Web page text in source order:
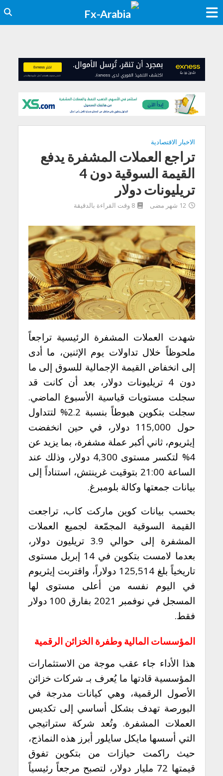
الاخبار الاقتصادية
تراجع العملات المشفرة يدفع
القيمة السوقية دون 4
تريليونات دولار
12 شهر مضى 8 وقت القراءة بالدقيقة
شهدت العملات المشفرة الرئيسية تراجعاً
ملحوظاً خلال تداولات يوم الإثنين، ما أدى
إلى انخفاض القيمة الإجمالية للسوق إلى ما
دون 4 تريليونات دولار، بعد أن كانت قد
سجلت مستويات قياسية الأسبوع الماضي.
سجلت بتكوين هبوطاً بنسبة 2.2% لتتداول
حول 115,000 دولار، في حين انخفضت
إيثريوم، ثاني أكبر عملة مشفرة، بما يزيد عن
4% لتكسر مستوى 4,300 دولار، وذلك عند
الساعة 21:00 بتوقيت غرينتش، استناداً إلى
بيانات جمعتها وكالة بلومبرغ.
بحسب بيانات كوين ماركت كاب، تراجعت
القيمة السوقية المجمّعة لجميع العملات
المشفرة إلى حوالي 3.9 تريليون دولار،
بعدما لامست بتكوين في 14 إبريل مستوى
تاريخياً بلغ 125,514 دولاراً، واقتربت إيثريوم
في اليوم نفسه من أعلى مستوى لها
المسجل في نوفمبر 2021 بفارق 100 دولار
فقط.
المؤسسات المالية وطفرة الخزائن الرقمية
هذا الأداء جاء عقب موجة من الاستثمارات
المؤسسية قادتها ما يُعرف بـ شركات خزائن
الأصول الرقمية، وهي كيانات مدرجة في
البورصة تهدف بشكل أساسي إلى تكديس
العملات المشفرة. وتُعد شركة ستراتيجي
التي أسسها مايكل سايلور أبرز هذه النماذج،
حيث راكمت حيازات من بتكوين تفوق
قيمتها 72 مليار دولار، لتصبح مرجعاً رئيسياً